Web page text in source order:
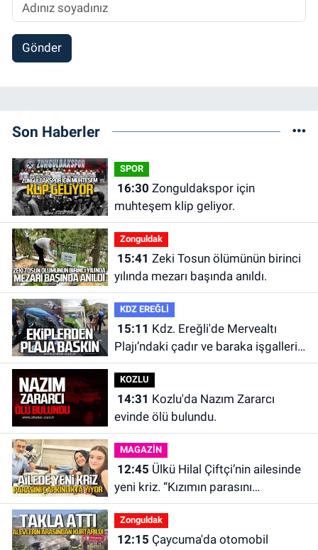
Gönder
Son Haberler
SPOR
16:30
muhteşem klip geliyor.
Zonguldak
15:41
yılında mezarı başında anıldı.
KDZ EREĞLİ
15:11
Plajı’ndaki çadır ve baraka işgalleri
kaldırıldı.
KOZLU
14:31
evinde ölü bulundu.
MAGAZİN
12:45
yeni kriz. “Kızımın parasını
çapkınlıkta yiyor”
Zonguldak
12:15